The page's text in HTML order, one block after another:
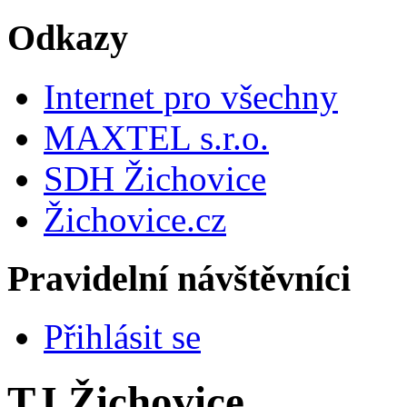
Odkazy
Internet pro všechny
MAXTEL s.r.o.
SDH Žichovice
Žichovice.cz
Pravidelní návštěvníci
Přihlásit se